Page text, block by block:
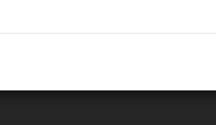
de los derechos